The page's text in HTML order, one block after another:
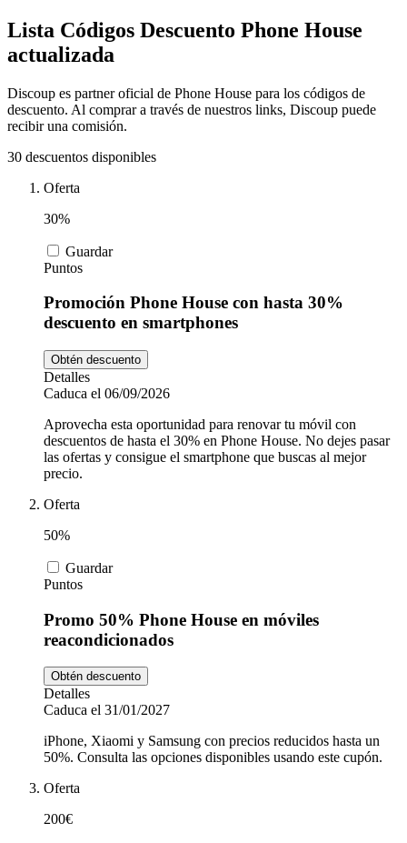
Temu
MediaMarkt
adidas
Vueling
El Corte
Inglés
Perfumes
Tiempo libre
Farmacia
Animales
Lista Códigos Descuento Phone House
actualizada
Discoup es partner oficial de Phone House para los códigos de
descuento. Al comprar a través de nuestros links, Discoup puede
recibir una comisión.
30 descuentos disponibles
Oferta
30%
Guardar
Puntos
Promoción Phone House con hasta 30%
descuento en smartphones
Obtén descuento
Detalles
Caduca el 06/09/2026
Aprovecha esta oportunidad para renovar tu móvil con
descuentos de hasta el 30% en Phone House. No dejes pasar
las ofertas y consigue el smartphone que buscas al mejor
precio.
Oferta
50%
Guardar
Puntos
Promo 50% Phone House en móviles
reacondicionados
Obtén descuento
Detalles
Caduca el 31/01/2027
iPhone, Xiaomi y Samsung con precios reducidos hasta un
50%. Consulta las opciones disponibles usando este cupón.
Oferta
200€